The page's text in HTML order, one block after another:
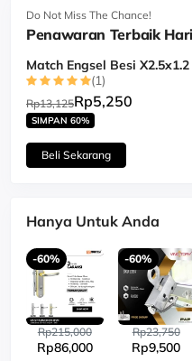
Do Not Miss The Chance!
Penawaran Terbaik
Match Engsel Besi X2.5x1.2
(1)
Rp13,125Rp5,250
SIMPAN 60%
Beli Sekarang
Hanya Untuk Anda
-60%
Rp215,000
Rp86,000
-60%
Rp23,750
Rp9,500